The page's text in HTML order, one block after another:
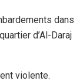
dans
d’Al-Daraj
violente.